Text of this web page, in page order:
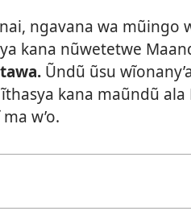
ngavana wa mũingo
kana nũwetetwe
Ũndũ ũsu
kana maũndũ
w’o.